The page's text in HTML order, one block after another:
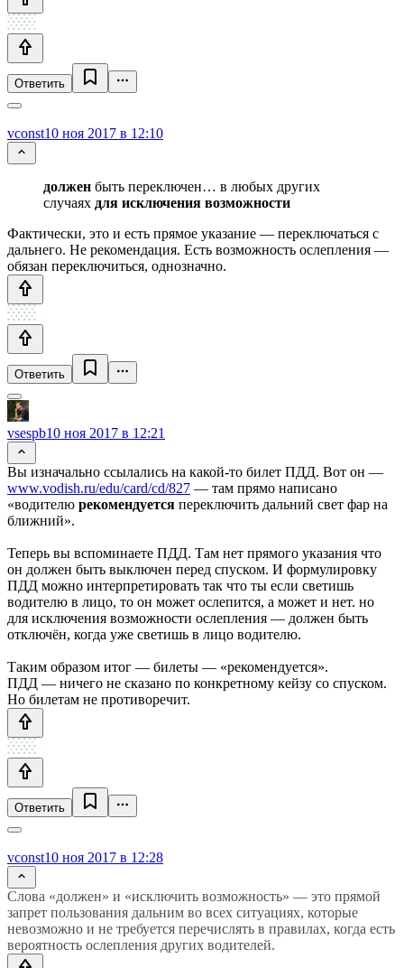
Ответить
vconst10 ноя 2017 в 12:10
должен быть переключен… в любых других
случаях для исключения возможности
Фактически, это и есть прямое указание — переключаться с
дальнего. Не рекомендация. Есть возможность ослепления —
обязан переключиться, однозначно.
Ответить
vsespb10 ноя 2017 в 12:21
Вы изначально ссылались на какой-то билет ПДД. Вот он —
www.vodish.ru/edu/card/cd/827 — там прямо написано
«водителю рекомендуется переключить дальний свет фар на
ближний».
Теперь вы вспоминаете ПДД. Там нет прямого указания что
он должен быть выключен перед спуском. И формулировку
ПДД можно интерпретировать так что ты если светишь
водителю в лицо, то он может ослепится, а может и нет. но
для исключения возможности ослепления — должен быть
отключён, когда уже светишь в лицо водителю.
Таким образом итог — билеты — «рекомендуется».
ПДД — ничего не сказано по конкретному кейзу со спуском.
Но билетам не противоречит.
Ответить
vconst10 ноя 2017 в 12:28
Слова «должен» и «исключить возможность» — это прямой
запрет пользования дальним во всех ситуациях, которые
невозможно и не требуется перечислять в правилах, когда есть
вероятность ослепления других водителей.